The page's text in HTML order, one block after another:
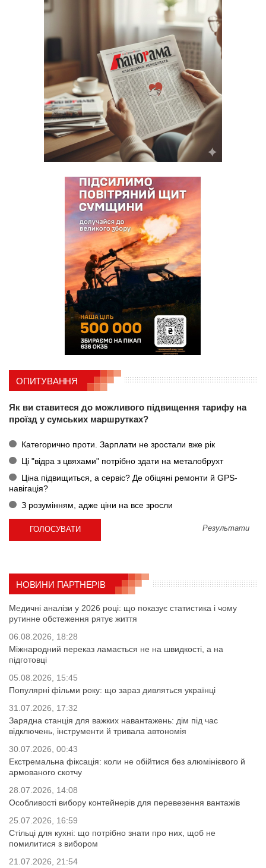
ОПИТУВАННЯ
Як ви ставитеся до можливого підвищення тарифу на
проїзд у сумських маршрутках?
Категорично проти. Зарплати не зростали вже рік
Ці "відра з цвяхами" потрібно здати на металобрухт
Ціна підвищиться, а сервіс? Де обіцяні ремонти й GPS-
навігація?
З розумінням, адже ціни на все зросли
Результати
НОВИНИ ПАРТНЕРІВ
Медичні аналізи у 2026 році: що показує статистика і чому
рутинне обстеження рятує життя
06.08.2026, 18:28
Міжнародний переказ ламається не на швидкості, а на
підготовці
05.08.2026, 15:45
Популярні фільми року: що зараз дивляться українці
31.07.2026, 17:32
Зарядна станція для важких навантажень: дім під час
відключень, інструменти й тривала автономія
30.07.2026, 00:43
Екстремальна фіксація: коли не обійтися без алюмінієвого й
армованого скотчу
28.07.2026, 14:08
Особливості вибору контейнерів для перевезення вантажів
25.07.2026, 16:59
Стільці для кухні: що потрібно знати про них, щоб не
помилитися з вибором
21.07.2026, 21:54